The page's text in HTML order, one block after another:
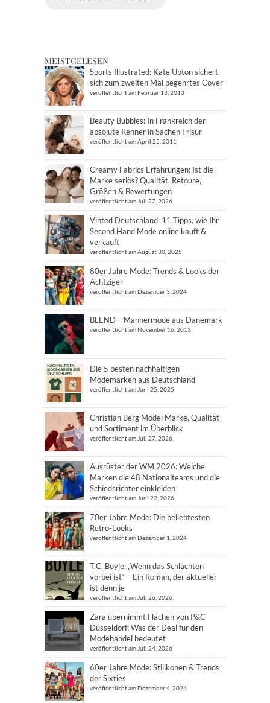
MEISTGELESEN
Sports Illustrated: Kate Upton sichert
sich zum zweiten Mal begehrtes Cover
veröffentlicht am Februar 13, 2013
Beauty Bubbles: In Frankreich der
absolute Renner in Sachen Frisur
veröffentlicht am April 25, 2011
Creamy Fabrics Erfahrungen: Ist die
Marke seriös? Qualität, Retoure,
Größen & Bewertungen
veröffentlicht am Juli 27, 2026
Vinted Deutschland: 11 Tipps, wie Ihr
Second Hand Mode online kauft &
verkauft
veröffentlicht am August 30, 2025
80er Jahre Mode: Trends & Looks der
Achtziger
veröffentlicht am Dezember 3, 2024
BLEND – Männermode aus Dänemark
veröffentlicht am November 16, 2013
Die 5 besten nachhaltigen
Modemarken aus Deutschland
veröffentlicht am Juni 25, 2025
Christian Berg Mode: Marke, Qualität
und Sortiment im Überblick
veröffentlicht am Juli 27, 2026
Ausrüster der WM 2026: Welche
Marken die 48 Nationalteams und die
Schiedsrichter einkleiden
veröffentlicht am Juni 22, 2026
70er Jahre Mode: Die beliebtesten
Retro-Looks
veröffentlicht am Dezember 1, 2024
T.C. Boyle: „Wenn das Schlachten
vorbei ist“ – Ein Roman, der aktueller
ist denn je
veröffentlicht am Juli 26, 2026
Zara übernimmt Flächen von P&C
Düsseldorf: Was der Deal für den
Modehandel bedeutet
veröffentlicht am Juli 24, 2026
60er Jahre Mode: Stilikonen & Trends
der Sixties
veröffentlicht am Dezember 4, 2024